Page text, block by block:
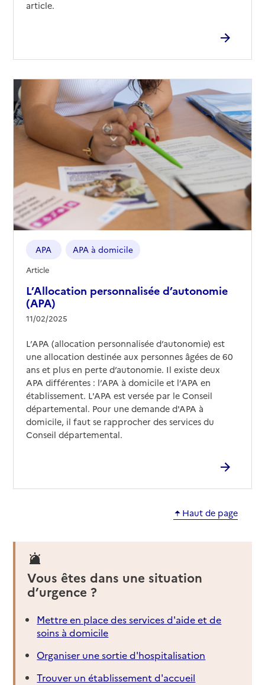
article.
L’Allocation personnalisée d’autonomie
(APA)
11/02/2025
APA APA à domicile
Article
L’APA (allocation personnalisée d’autonomie) est
une allocation destinée aux personnes âgées de 60
ans et plus en perte d’autonomie. Il existe deux
APA différentes : l’APA à domicile et l’APA en
établissement. L'APA est versée par le Conseil
départemental. Pour une demande d'APA à
domicile, il faut se rapprocher des services du
Conseil départemental.
Haut de page
Vous êtes dans une situation
d’urgence ?
Mettre en place des services d'aide et de
soins à domicile
Organiser une sortie d'hospitalisation
Trouver un établissement d'accueil